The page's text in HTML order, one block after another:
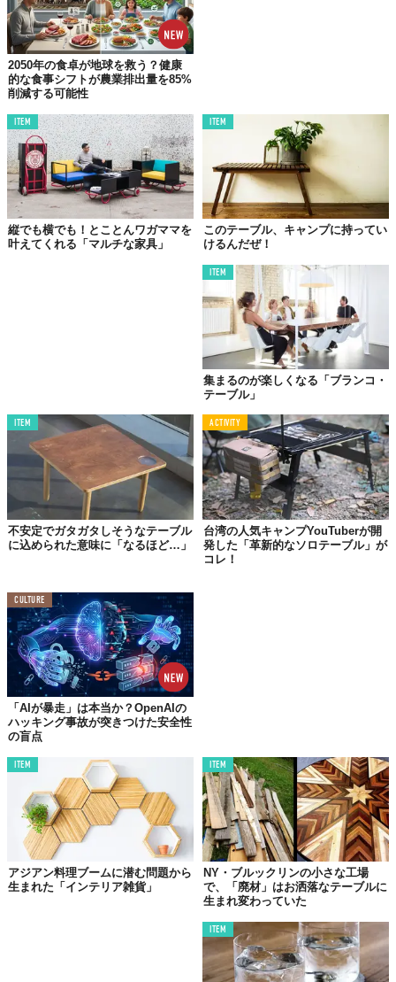
Licensed material used with permission by
TABI LABO
この世界は、もっと広いはずだ。
2050年の食卓が地球を救う？健康
的な食事シフトが農業排出量を85%
削減する可能性
ITEM
縦でも横でも！とことんワガママを
叶えてくれる「マルチな家具」
ITEM
このテーブル、キャンプに持ってい
けるんだぜ！
ITEM
集まるのが楽しくなる「ブランコ・
テーブル」
ITEM
不安定でガタガタしそうなテーブル
に込められた意味に「なるほど…」
ACTIVITY
台湾の人気キャンプYouTuberが開
発した「革新的なソロテーブル」が
コレ！
CULTURE
「AIが暴走」は本当か？OpenAIの
ハッキング事故が突きつけた安全性
の盲点
ITEM
アジアン料理ブームに潜む問題から
生まれた「インテリア雑貨」
ITEM
NY・ブルックリンの小さな工場
で、「廃材」はお洒落なテーブルに
生まれ変わっていた
ITEM